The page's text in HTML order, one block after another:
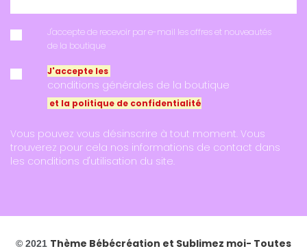
J'accepte de recevoir par e-mail les offres et nouveautés
de la boutique
J'accepte les
conditions générales de la boutique
et la politique de confidentialité
Vous pouvez vous désinscrire à tout moment. Vous
trouverez pour cela nos informations de contact dans
les conditions d'utilisation du site.
© 2021 Thème Bébécréation et Sublimez moi- Toutes